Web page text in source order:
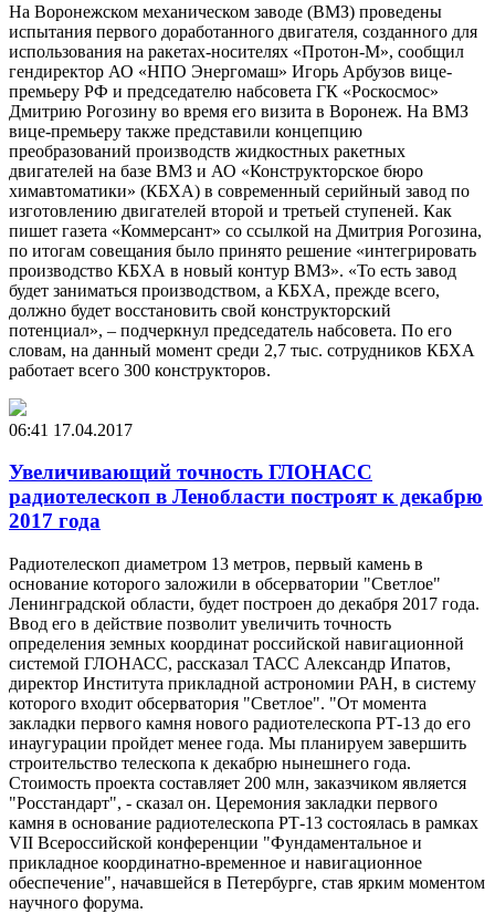
На Воронежском механическом заводе (ВМЗ) проведены
испытания первого доработанного двигателя, созданного для
использования на ракетах-носителях «Протон-М», сообщил
гендиректор АО «НПО Энергомаш» Игорь Арбузов вице-
премьеру РФ и председателю набсовета ГК «Роскосмос»
Дмитрию Рогозину во время его визита в Воронеж. На ВМЗ
вице-премьеру также представили концепцию
преобразований производств жидкостных ракетных
двигателей на базе ВМЗ и АО «Конструкторское бюро
химавтоматики» (КБХА) в современный серийный завод по
изготовлению двигателей второй и третьей ступеней. Как
пишет газета «Коммерсант» со ссылкой на Дмитрия Рогозина,
по итогам совещания было принято решение «интегрировать
производство КБХА в новый контур ВМЗ». «То есть завод
будет заниматься производством, а КБХА, прежде всего,
должно будет восстановить свой конструкторский
потенциал», – подчеркнул председатель набсовета. По его
словам, на данный момент среди 2,7 тыс. сотрудников КБХА
работает всего 300 конструкторов.
06:41 17.04.2017
Увеличивающий точность ГЛОНАСС
радиотелескоп в Ленобласти построят к декабрю
2017 года
Радиотелескоп диаметром 13 метров, первый камень в
основание которого заложили в обсерватории "Светлое"
Ленинградской области, будет построен до декабря 2017 года.
Ввод его в действие позволит увеличить точность
определения земных координат российской навигационной
системой ГЛОНАСС, рассказал ТАСС Александр Ипатов,
директор Института прикладной астрономии РАН, в систему
которого входит обсерватория "Светлое". "От момента
закладки первого камня нового радиотелескопа РТ-13 до его
инаугурации пройдет менее года. Мы планируем завершить
строительство телескопа к декабрю нынешнего года.
Стоимость проекта составляет 200 млн, заказчиком является
"Росстандарт", - сказал он. Церемония закладки первого
камня в основание радиотелескопа РТ-13 состоялась в рамках
VII Всероссийской конференции "Фундаментальное и
прикладное координатно-временное и навигационное
обеспечение", начавшейся в Петербурге, став ярким моментом
научного форума.